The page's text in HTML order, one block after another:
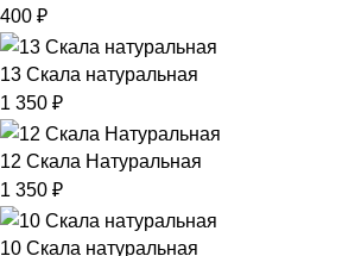
400 ₽
13 Скала натуральная
1 350 ₽
12 Скала Натуральная
1 350 ₽
10 Скала натуральная